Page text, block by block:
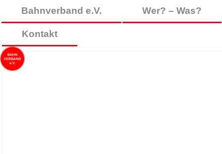
Bahnverband e.V. Wer? – Was?
Kontakt